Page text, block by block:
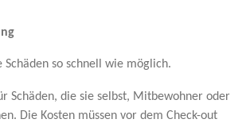
Schäden so schnell wie möglich.
Schäden, die sie selbst, Mitbewohner oder
Die Kosten müssen vor dem Check-out